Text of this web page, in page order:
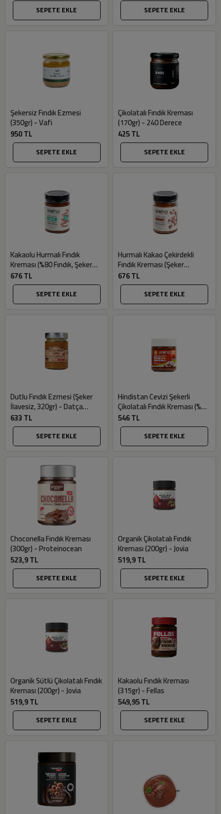
SEPETE EKLE SEPETE EKLE
Şekersiz Fındık Ezmesi
(350gr) - Vafi
950 TL
SEPETE EKLE
Çikolatalı Fındık Kreması
(170gr) - 240 Derece
425 TL
SEPETE EKLE
Kakaolu Hurmalı Fındık
Kreması (%80 Fındık, Şeker
İlavesiz, 320gr) - Aroha
676 TL
SEPETE EKLE
Hurmalı Kakao Çekirdekli
Fındık Kreması (Şeker
İlavesiz, %73 Fındık, 320gr) -
Aroha
676 TL
SEPETE EKLE
Dutlu Fındık Ezmesi (Şeker
İlavesiz, 320gr) - Datça
Murat Çiftliği
633 TL
SEPETE EKLE
Hindistan Cevizi Şekerli
Çikolatalı Fındık Kreması (%72
Fındık, 180gr) - Aroha
546 TL
SEPETE EKLE
Choconella Fındık Kreması
(300gr) - Proteinocean
523,9 TL
SEPETE EKLE
Organik Çikolatalı Fındık
Kreması (200gr) - Jovia
519,9 TL
SEPETE EKLE
Organik Sütlü Çikolatalı Fındık
Kreması (200gr) - Jovia
519,9 TL
SEPETE EKLE
Kakaolu Fındık Kreması
(315gr) - Fellas
549,95 TL
SEPETE EKLE